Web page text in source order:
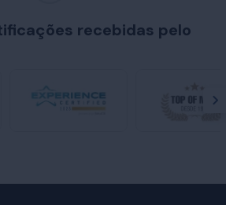
recebidas pelo